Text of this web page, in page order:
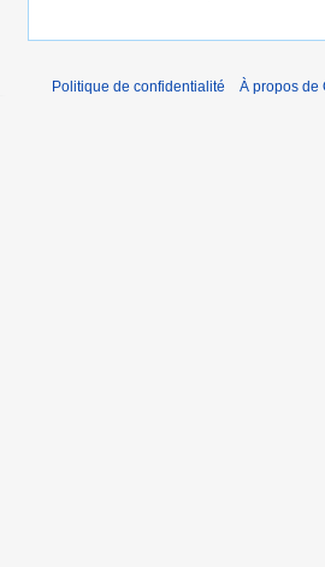
Politique de confidentialité À propos de